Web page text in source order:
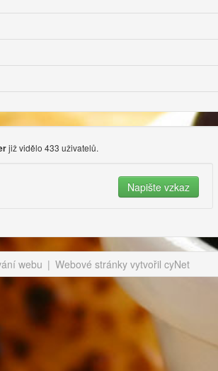
již vidělo 433 uživatelů.
webu | Webové stránky vytvořil cyNet